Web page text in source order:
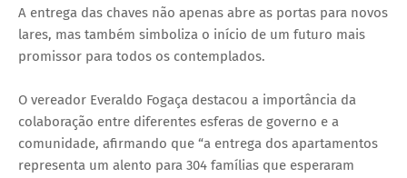
A entrega das chaves não apenas abre as portas para novos
lares, mas também simboliza o início de um futuro mais
promissor para todos os contemplados.
O vereador Everaldo Fogaça destacou a importância da
colaboração entre diferentes esferas de governo e a
comunidade, afirmando que “a entrega dos apartamentos
representa um alento para 304 famílias que esperaram